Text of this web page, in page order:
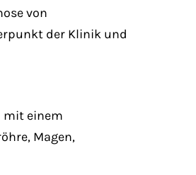
von
der Klinik und
mit einem
Magen,